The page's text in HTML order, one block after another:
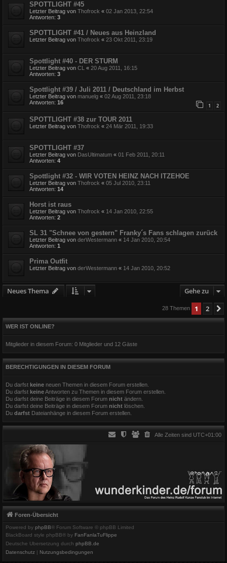
SPOTTLIGHT #45
Letzter Beitrag von Thofrock « 02 Jan 2013, 22:54
Antworten: 3
SPOTTLIGHT #41 / Neues aus Heinzland
Letzter Beitrag von Thofrock « 23 Okt 2011, 23:19
Spottlight #40 - DER STURM
Letzter Beitrag von CL « 20 Aug 2011, 16:15
Antworten: 3
Spottlight #39 / Juli 2011 / Deutschland im Herbst
Letzter Beitrag von manuelg « 02 Aug 2011, 23:18
Antworten: 16 1 2
SPOTTLIGHT #38 zur TOUR 2011
Letzter Beitrag von Thofrock « 24 Mär 2011, 19:33
SPOTTLIGHT #37
Letzter Beitrag von DasUltimatum « 01 Feb 2011, 20:11
Antworten: 4
Spottlight #32 - WIR VOTEN HEINZ NACH ITZEHOE
Letzter Beitrag von Thofrock « 05 Jul 2010, 23:11
Antworten: 14
Horst ist raus
Letzter Beitrag von Thofrock « 14 Jan 2010, 22:55
Antworten: 2
SL 31 "Schnee von gestern" Franky´s Fans schlagen zurück
Letzter Beitrag von derWestermann « 14 Jan 2010, 20:54
Antworten: 1
Prima Outfit
Letzter Beitrag von derWestermann « 14 Jan 2010, 20:52
Neues Thema Gehe zu
28 Themen 1 2
WER IST ONLINE?
Mitglieder in diesem Forum: 0 Mitglieder und 12 Gäste
BERECHTIGUNGEN IN DIESEM FORUM
Du darfst keine neuen Themen in diesem Forum erstellen.
Du darfst keineAntworten zu Themen in diesem Forum erstellen.
Du darfst deine Beiträge in diesem Forum nicht ändern.
Du darfst deine Beiträge in diesem Forum nicht löschen.
Du darfst Dateianhänge in diesem Forum erstellen.
Alle Zeiten sind UTC+01:00
Foren-Übersicht
Powered by phpBB® Forum Software © phpBB Limited
BlackBoard style phpBB® by FanFanlaTuFlippe
Deutsche Übersetzung durch phpBB.de
Datenschutz | Nutzungsbedingungen